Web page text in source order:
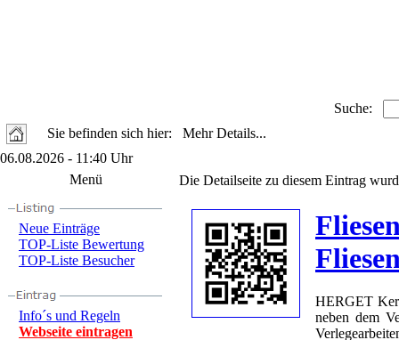
Suche:
Sie befinden sich hier: Mehr Details...
06.08.2026 - 11:40 Uhr
Menü
Neue Einträge
TOP-Liste Bewertung
TOP-Liste Besucher
Info´s und Regeln
Webseite eintragen
Die Detailseite zu diesem Eintrag
HERGET
neben dem